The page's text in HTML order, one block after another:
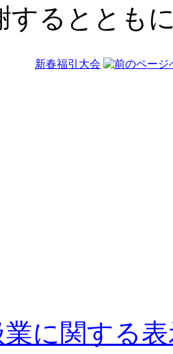
するととも
新春福引大会
に関する